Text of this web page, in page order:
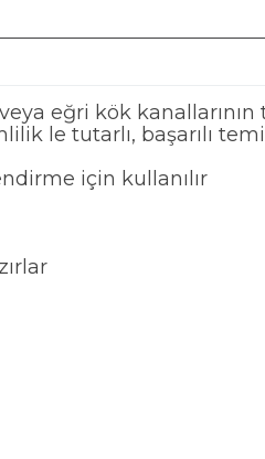
eğri kök kanallarının
le tutarlı, başarılı
için kullanılır